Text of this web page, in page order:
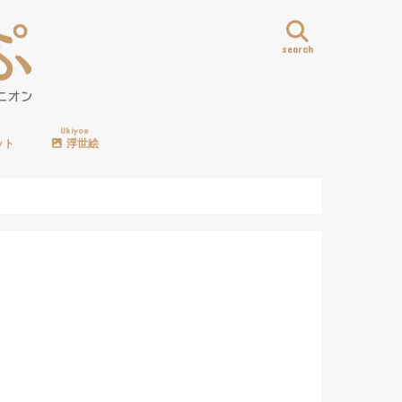
search
Ukiyoe
浮世絵